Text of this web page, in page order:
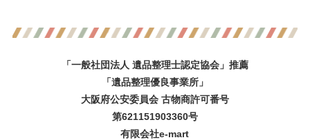
「一般社団法人 遺品整理士認定協会」推薦
「遺品整理優良事業所」
大阪府公安委員会 古物商許可番号
第621151903360号
有限会社e-mart